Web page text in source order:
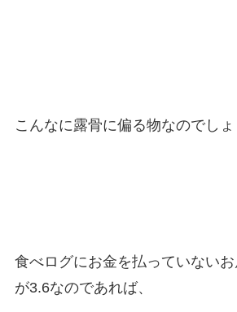
こんなに露骨に偏る物なのでしょ
食べログにお金を払っていない
が3.6なのであれば、